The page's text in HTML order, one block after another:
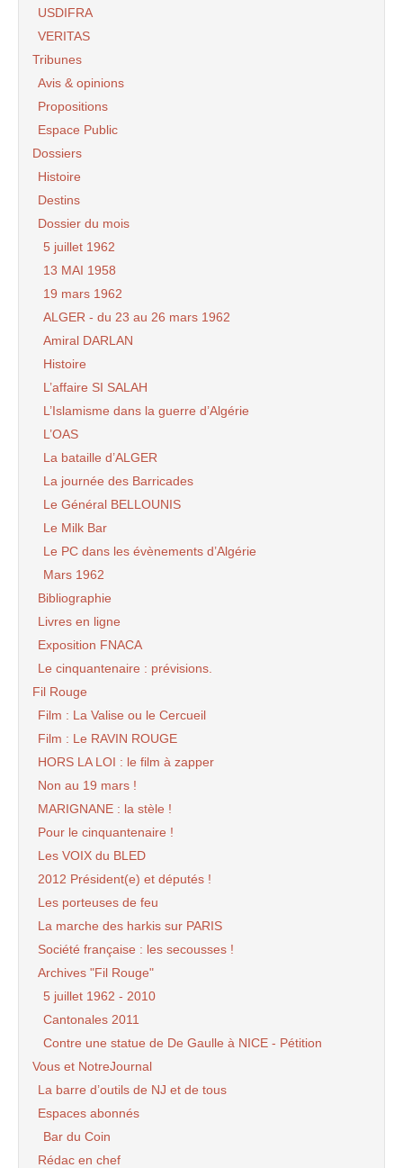
USDIFRA
VERITAS
Tribunes
Avis & opinions
Propositions
Espace Public
Dossiers
Histoire
Destins
Dossier du mois
5 juillet 1962
13 MAI 1958
19 mars 1962
ALGER - du 23 au 26 mars 1962
Amiral DARLAN
Histoire
L’affaire SI SALAH
L’Islamisme dans la guerre d’Algérie
L’OAS
La bataille d’ALGER
La journée des Barricades
Le Général BELLOUNIS
Le Milk Bar
Le PC dans les évènements d’Algérie
Mars 1962
Bibliographie
Livres en ligne
Exposition FNACA
Le cinquantenaire : prévisions.
Fil Rouge
Film : La Valise ou le Cercueil
Film : Le RAVIN ROUGE
HORS LA LOI : le film à zapper
Non au 19 mars !
MARIGNANE : la stèle !
Pour le cinquantenaire !
Les VOIX du BLED
2012 Président(e) et députés !
Les porteuses de feu
La marche des harkis sur PARIS
Société française : les secousses !
Archives "Fil Rouge"
5 juillet 1962 - 2010
Cantonales 2011
Contre une statue de De Gaulle à NICE - Pétition
Vous et NotreJournal
La barre d’outils de NJ et de tous
Espaces abonnés
Bar du Coin
Rédac en chef